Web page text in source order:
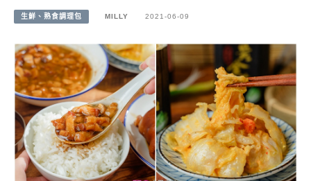
生鮮、熟食調理包 MILLY 2021-06-09